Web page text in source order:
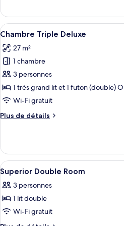
chambre :
Deluxe
King
Room
le
type
de
Deluxe
King
Afficher
toutes
les
photos
pour
ce
type
chambre :
Deluxe
4
Chambre Triple Deluxe
27 m²
1 chambre
3 personnes
1 très grand lit et 1 futon (double)
Wi-Fi gratuit
Plus de détails
Plus
le
type
de
chambre
Chambre
Triple
Afficher
toutes
les
photos
pour
ce
11
Superior Double Room
3 personnes
1 lit double
Wi-Fi gratuit